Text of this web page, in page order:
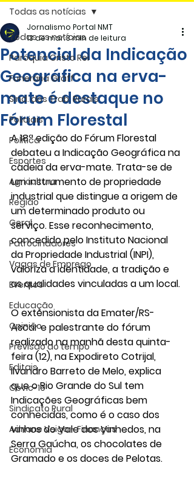
Todas as notícias
Paróquia Cristo Rei
Funerária Gräff
Sind. dos Trab. Rurais
Policiais
Politica
Esportes
Agricultura
Região
Geral
Patrocinadores
Vagas de Emprego
Eventos
Educação
Opinião
Previsão do tempo
Editais
Covic-19
Sindicato Rural
Adriane Veiga - Finanças
Economia
Todas as notícias
Potencial da Indicação
Geográfica na erva-
mate é destaque no
Fórum Florestal
Jornalismo Portal NMT
13 de mar.3 min de leitura
A 18ª edição do Fórum Florestal
debateu a Indicação Geográfica na
cadeia da erva-mate. Trata-se de
um instrumento de propriedade
industrial que distingue a origem de
um determinado produto ou
serviço. Esse reconhecimento,
concedido pelo Instituto Nacional
da Propriedade Industrial (INPI),
valoriza a identidade, a tradição e
as qualidades vinculadas a um local.
O extensionista da Emater/RS-
Ascar e palestrante do fórum
realizado na manhã desta quinta-
feira (12), na Expodireto Cotrijal,
Ilvandro Barreto de Melo, explica
que o Rio Grande do Sul tem
Indicações Geográficas bem
conhecidas, como é o caso dos
vinhos do Vale dos Vinhedos, na
Serra Gaúcha, os chocolates de
Gramado e os doces de Pelotas.